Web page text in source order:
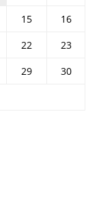
15
16
22
23
29
30